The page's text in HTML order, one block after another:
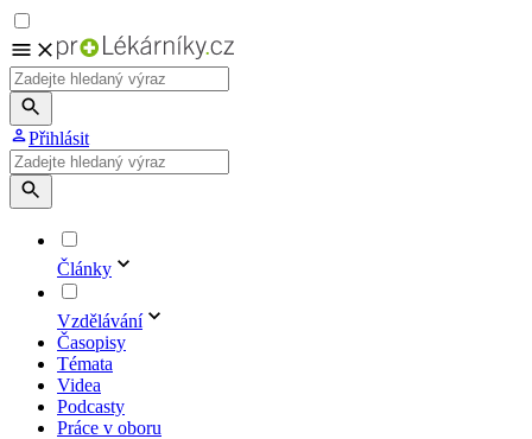
Přihlásit
Články
Vzdělávání
Časopisy
Témata
Videa
Podcasty
Práce v oboru